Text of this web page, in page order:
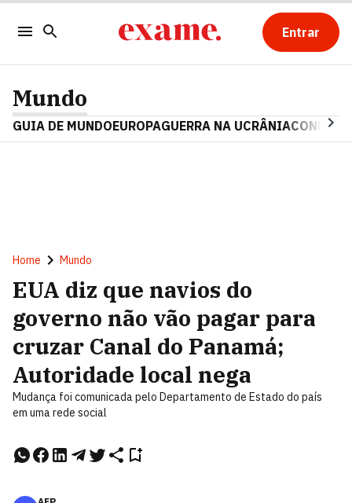
Entrar
Mundo
GUIA DE MUNDOEUROPAGUERRA NA UCRÂNIA
Home Mundo
EUA diz que navios do
governo não vão pagar para
cruzar Canal do Panamá;
Autoridade local nega
Mudança foi comunicada pelo Departamento de Estado do país
em uma rede social